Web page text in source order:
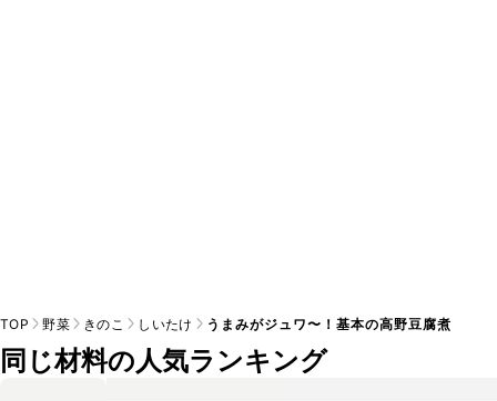
TOP 野菜 きのこ しいたけ うまみがジュワ〜！基本の高野豆腐煮
同じ材料の人気ランキング